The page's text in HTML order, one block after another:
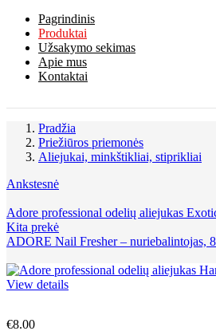
Pagrindinis
Produktai
Užsakymo sekimas
Apie mus
Kontaktai
Pradžia
Priežiūros priemonės
Aliejukai, minkštikliai, stiprikliai
Ankstesnė
Adore professional odelių aliejukas
Kita prekė
ADORE Nail Fresher – nuriebalintojas,
View details
€8.00